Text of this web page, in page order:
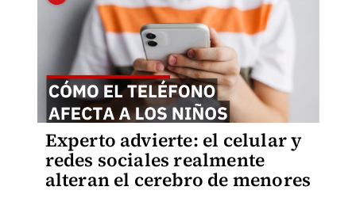
Experto advierte: el celular y
redes sociales realmente
alteran el cerebro de menores